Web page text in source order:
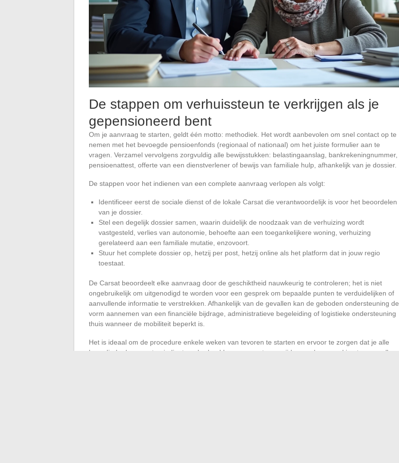
De stappen om verhuissteun te verkrijgen als je
gepensioneerd bent
Om je aanvraag te starten, geldt één motto: methodiek. Het wordt aanbevolen om snel contact op te
nemen met het bevoegde pensioenfonds (regionaal of nationaal) om het juiste formulier aan te
vragen. Verzamel vervolgens zorgvuldig alle bewijsstukken: belastingaanslag, bankrekeningnummer,
pensioenattest, offerte van een dienstverlener of bewijs van familiale hulp, afhankelijk van je dossier.
De stappen voor het indienen van een complete aanvraag verlopen als volgt:
Identificeer eerst de sociale dienst of de lokale Carsat die verantwoordelijk is voor het beoordelen
van je dossier.
Stel een degelijk dossier samen, waarin duidelijk de noodzaak van de verhuizing wordt
vastgesteld, verlies van autonomie, behoefte aan een toegankelijkere woning, verhuizing
gerelateerd aan een familiale mutatie, enzovoort.
Stuur het complete dossier op, hetzij per post, hetzij online als het platform dat in jouw regio
toestaat.
De Carsat beoordeelt elke aanvraag door de geschiktheid nauwkeurig te controleren; het is niet
ongebruikelijk om uitgenodigd te worden voor een gesprek om bepaalde punten te verduidelijken of
aanvullende informatie te verstrekken. Afhankelijk van de gevallen kan de geboden ondersteuning de
vorm aannemen van een financiële bijdrage, administratieve begeleiding of logistieke ondersteuning
thuis wanneer de mobiliteit beperkt is.
Het is ideaal om de procedure enkele weken van tevoren te starten en ervoor te zorgen dat je alle
benodigde documenten indient om herhaalde oproepen te vermijden en de verwerking te versnellen.